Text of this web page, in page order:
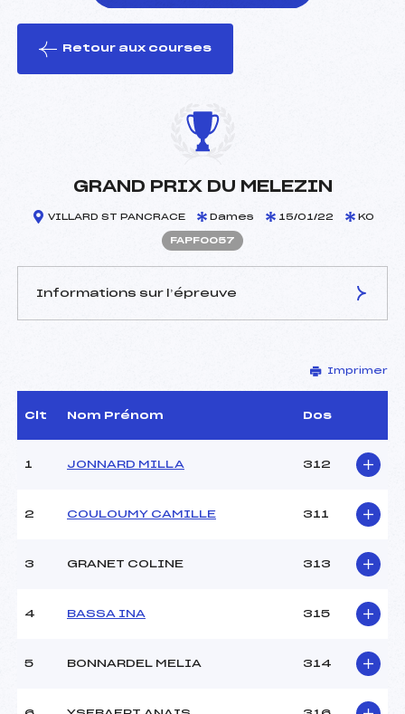
le ski
Retour aux courses
GRAND PRIX DU MELEZIN
VILLARD ST PANCRACE Dames 15/01/22 KO
FAPF0057
Informations sur l’épreuve
HUGUE ROLAND (AP)
D.T Adjoint :
–
Dir. Epreuve :
COLOMBAN YVON (AP)
CARACTÉRISTIQUES DE LA PISTE
1 km
Point Bas :
Imprimer
Clt Nom Prénom Dos
1 JONNARD MILLA 312
2 COULOUMY CAMILLE 311
3 GRANET COLINE 313
4 BASSA INA 315
5 BONNARDEL MELIA 314